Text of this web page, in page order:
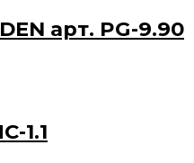
арт. PG-9.90
1.1